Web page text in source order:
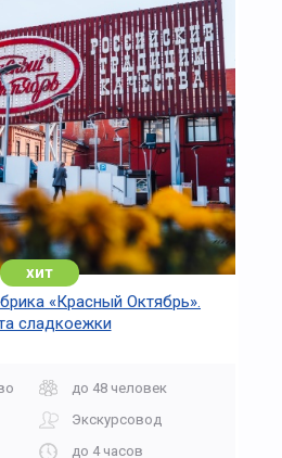
хит
«Красный Октябрь».
сладкоежки
до 48 человек
Экскурсовод
до 4 часов